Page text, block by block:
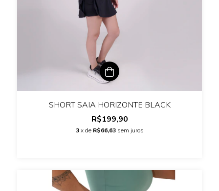
SHORT SAIA HORIZONTE BLACK
R$199,90
3 x de R$66,63 sem juros